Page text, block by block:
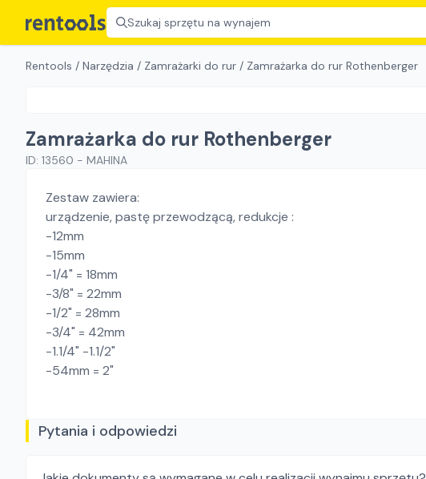
Szukaj sprzętu na wynajem
Rentools / Narzędzia / Zamrażarki do rur / Zamrażarka do rur Rothenberger
Zamrażarka do rur Rothenberger
ID: 13560 - MAHINA
Zestaw zawiera:
urządzenie, pastę przewodzącą, redukcje :
-12mm
-15mm
-1/4" = 18mm
-3/8" = 22mm
-1/2" = 28mm
-3/4" = 42mm
-1.1/4" -1.1/2"
-54mm = 2"
Pytania i odpowiedzi